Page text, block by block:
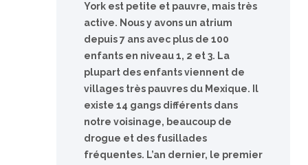
York est petite et pauvre, mais très
active. Nous y avons un atrium
depuis 7 ans avec plus de 100
enfants en niveau 1, 2 et 3. La
plupart des enfants viennent de
villages très pauvres du Mexique. Il
existe 14 gangs différents dans
notre voisinage, beaucoup de
drogue et des fusillades
fréquentes. L’an dernier, le premier